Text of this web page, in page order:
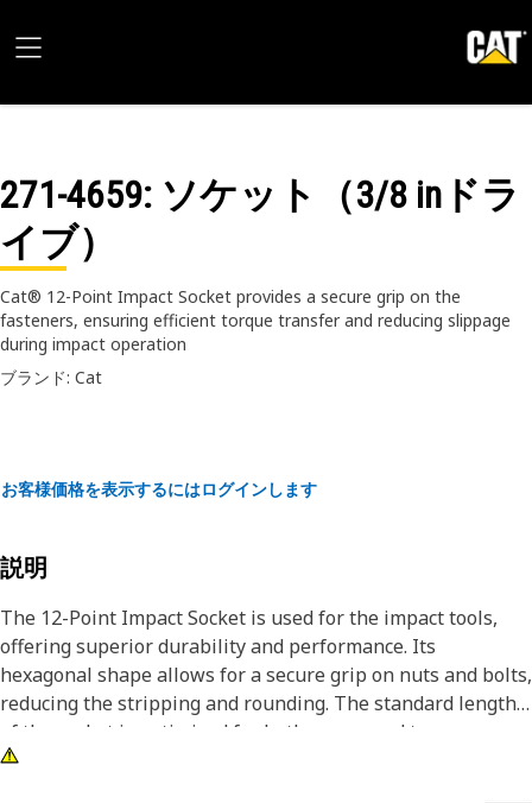
271-4659: ソケット（3/8 inドラ
イブ）
Cat® 12-Point Impact Socket provides a secure grip on the
fasteners, ensuring efficient torque transfer and reducing slippage
during impact operation
ブランド: Cat
お客様価格を表示するにはログインします
説明
The 12-Point Impact Socket is used for the impact tools,
offering superior durability and performance. Its
hexagonal shape allows for a secure grip on nuts and bolts,
reducing the stripping and rounding. The standard length
of the socket is optimized for both access and torque
applications. The black oxide finish enhances resistance to